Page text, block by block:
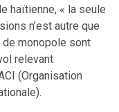
haïtienne, « la seule
n’est autre que
de monopole sont
relevant
(Organisation